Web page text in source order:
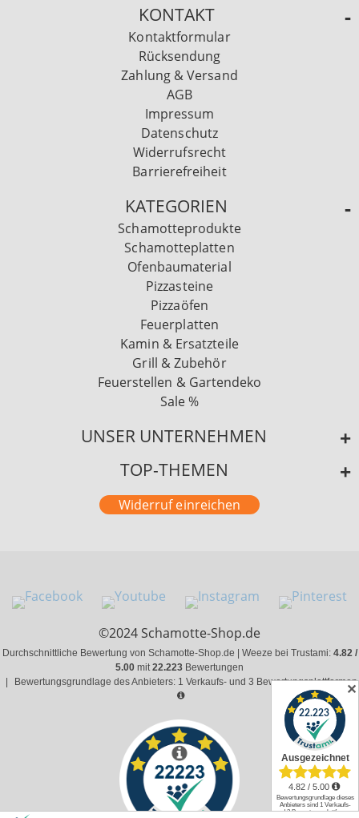
KONTAKT
Kontaktformular
Rücksendung
Zahlung & Versand
AGB
Impressum
Datenschutz
Widerrufsrecht
Barrierefreiheit
KATEGORIEN
Schamotteprodukte
Schamotteplatten
Ofenbaumaterial
Pizzasteine
Pizzaöfen
Feuerplatten
Kamin & Ersatzteile
Grill & Zubehör
Feuerstellen & Gartendeko
Sale %
UNSER UNTERNEHMEN
TOP-THEMEN
Widerruf einreichen
©2024 Schamotte-Shop.de
Durchschnittliche Bewertung von Schamotte-Shop.de | Weeze bei Trustami: 4.82 /
5.00 mit22.223 Bewertungen
Bewertungsgrundlage des Anbieters: 1 Verkaufs- und 3 Bewertungsplattformen
✕